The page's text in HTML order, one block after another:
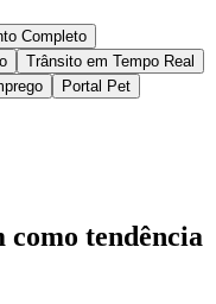
Completo
Trânsito em Tempo Real
Portal Pet
tendência